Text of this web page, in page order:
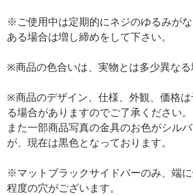
※ご使用中は定期的にネジのゆるみが
ある場合は増し締めをして下さい。
※商品の色合いは、実物とは多少異なる
※商品のデザイン、仕様、外観、価格
る場合がありますのでご了承ください。
また一部商品写真の金具のお色がシル
が、現在は黒色となっております。
※マットブラックサイドバーのみ、端
程度の穴がございます。